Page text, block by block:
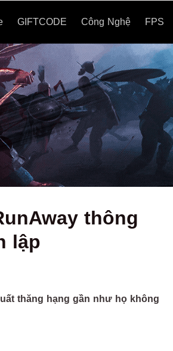
GIFTCODE Công Nghệ FPS
thông
lập
thăng hạng gần như họ không